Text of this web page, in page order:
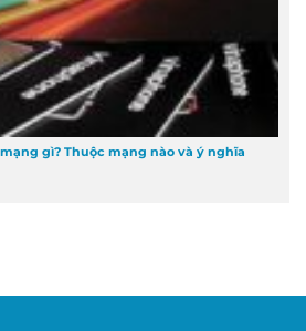
mạng gì? Thuộc mạng nào và ý nghĩa